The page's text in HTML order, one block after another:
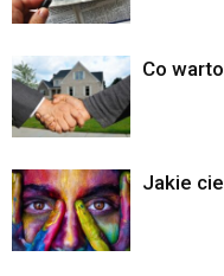
Co
Jakie